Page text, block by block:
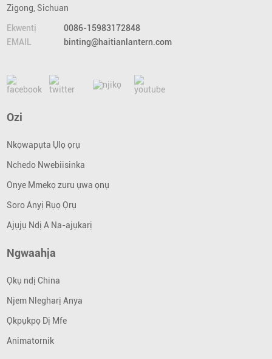
Zigong, Sichuan
Ekwentị
0086-15983172848
EMAIL
binting@haitianlantern.com
Ozi
Nkọwapụta Ụlọ ọrụ
Nchedo Nwebiisinka
Onye Mmekọ zuru ụwa ọnụ
Soro Anyị Rụọ Ọrụ
Ajụjụ Ndị A Na-ajụkarị
Ngwaahịa
Ọkụ ndị China
Njem Nlegharị Anya
Ọkpụkpọ Dị Mfe
Animatornik